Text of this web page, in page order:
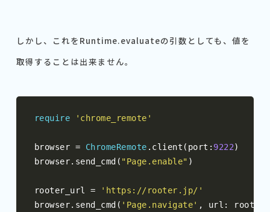
しかし、これをRuntime.evaluateの引数としても、値を
取得することは出来ません。
require 'chrome_remote'
browser = ChromeRemote . client ( port : 9222)
browser. send_cmd ( "Page.enable" )
rooter_url =
'https://rooter.jp/'
browser. send_cmd ( 'Page.navigate' , url :